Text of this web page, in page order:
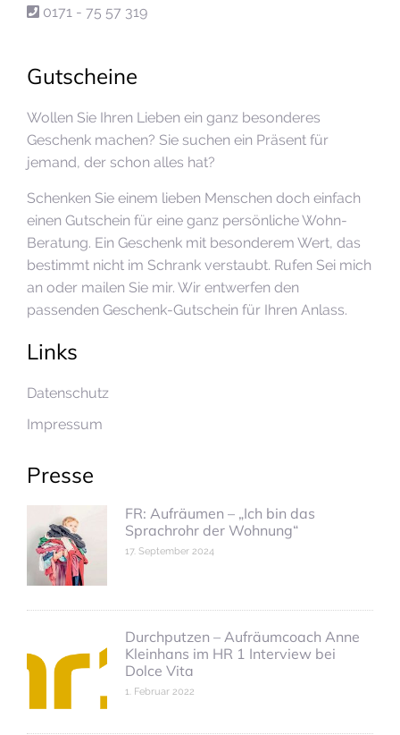
0171 - 75 57 319
Gutscheine
Wollen Sie Ihren Lieben ein ganz besonderes
Geschenk machen? Sie suchen ein Präsent für
jemand, der schon alles hat?
Schenken Sie einem lieben Menschen doch einfach
einen Gutschein für eine ganz persönliche Wohn-
Beratung. Ein Geschenk mit besonderem Wert, das
bestimmt nicht im Schrank verstaubt. Rufen Sei mich
an oder mailen Sie mir. Wir entwerfen den
passenden Geschenk-Gutschein für Ihren Anlass.
Links
Datenschutz
Impressum
Presse
FR: Aufräumen – „Ich bin das
Sprachrohr der Wohnung“
17. September 2024
Durchputzen – Aufräumcoach Anne
Kleinhans im HR 1 Interview bei
Dolce Vita
1. Februar 2022